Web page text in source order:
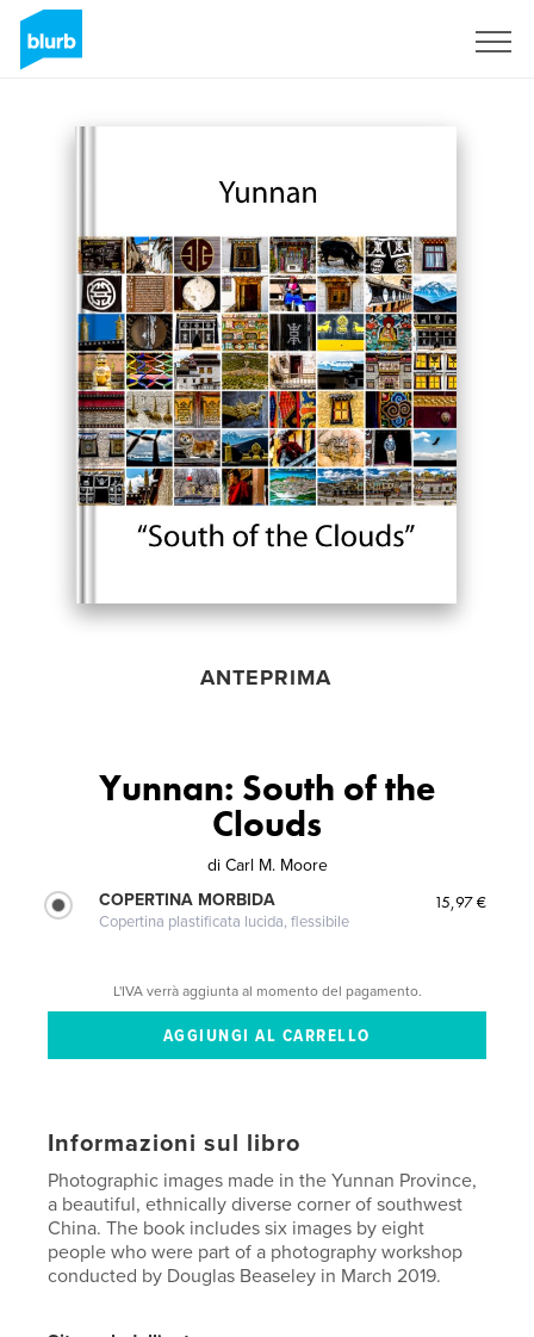
ANTEPRIMA
Yunnan: South of the
Clouds
di Carl M. Moore
COPERTINA MORBIDA
Copertina plastificata lucida, flessibile
15,97 €
L'IVA verrà aggiunta al momento del pagamento.
Informazioni sul libro
Photographic images made in the Yunnan Province,
a beautiful, ethnically diverse corner of southwest
China. The book includes six images by eight
people who were part of a photography workshop
conducted by Douglas Beaseley in March 2019.